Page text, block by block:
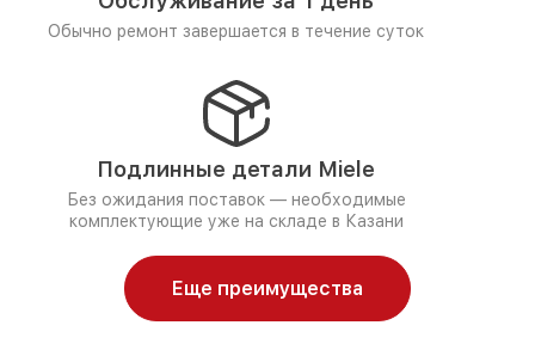
Обычно ремонт завершается в течение суток
Подлинные детали Miele
Без ожидания поставок — необходимые
комплектующие уже на складе в Казани
Еще преимущества